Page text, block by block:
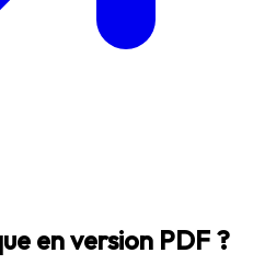
en version PDF ?